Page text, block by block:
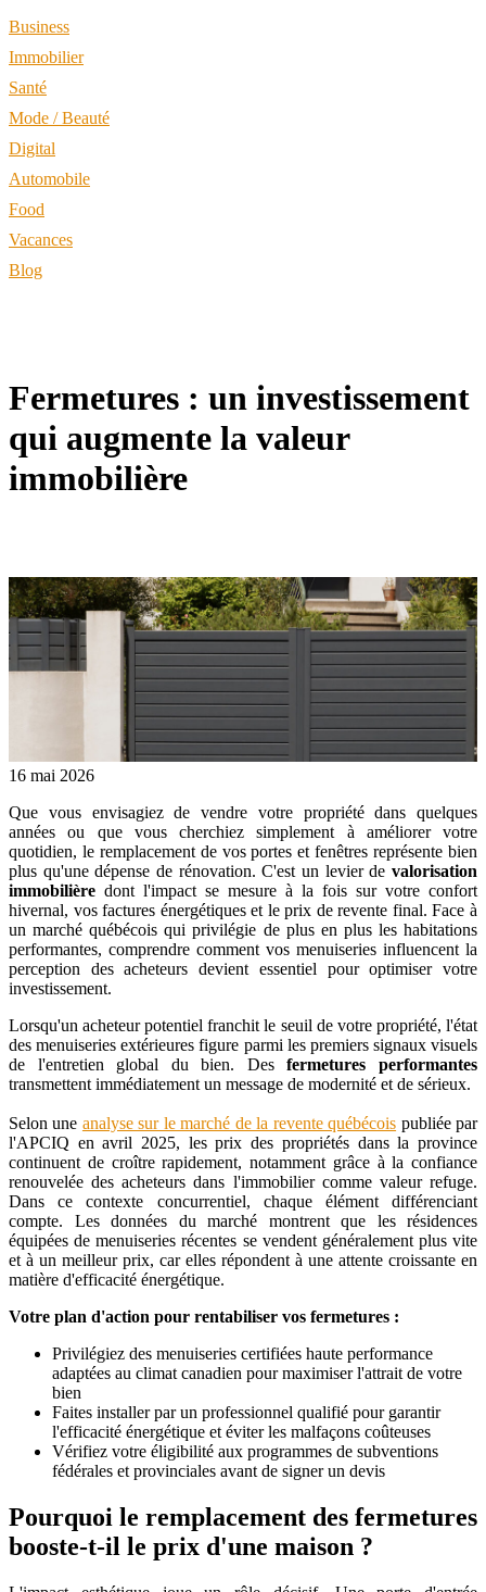
Business
Immobilier
Santé
Mode / Beauté
Digital
Automobile
Food
Vacances
Blog
Fermetures : un investissement
qui augmente la valeur
immobilière
16 mai 2026
Que vous envisagiez de vendre votre propriété dans quelques
années ou que vous cherchiez simplement à améliorer votre
quotidien, le remplacement de vos portes et fenêtres représente bien
plus qu'une dépense de rénovation. C'est un levier de valorisation
immobilière dont l'impact se mesure à la fois sur votre confort
hivernal, vos factures énergétiques et le prix de revente final. Face à
un marché québécois qui privilégie de plus en plus les habitations
performantes, comprendre comment vos menuiseries influencent la
perception des acheteurs devient essentiel pour optimiser votre
investissement.
Lorsqu'un acheteur potentiel franchit le seuil de votre propriété, l'état
des menuiseries extérieures figure parmi les premiers signaux visuels
de l'entretien global du bien. Desfermetures performantes
transmettent immédiatement un message de modernité et de sérieux.
Selon une analyse sur le marché de la revente québécois publiée par
l'APCIQ en avril 2025, les prix des propriétés dans la province
continuent de croître rapidement, notamment grâce à la confiance
renouvelée des acheteurs dans l'immobilier comme valeur refuge.
Dans ce contexte concurrentiel, chaque élément différenciant
compte. Les données du marché montrent que les résidences
équipées de menuiseries récentes se vendent généralement plus vite
et à un meilleur prix, car elles répondent à une attente croissante en
matière d'efficacité énergétique.
Votre plan d'action pour rentabiliser vos fermetures :
Privilégiez des menuiseries certifiées haute performance
adaptées au climat canadien pour maximiser l'attrait de votre
bien
Faites installer par un professionnel qualifié pour garantir
l'efficacité énergétique et éviter les malfaçons coûteuses
Vérifiez votre éligibilité aux programmes de subventions
fédérales et provinciales avant de signer un devis
Pourquoi le remplacement des fermetures
booste-t-il le prix d'une maison ?